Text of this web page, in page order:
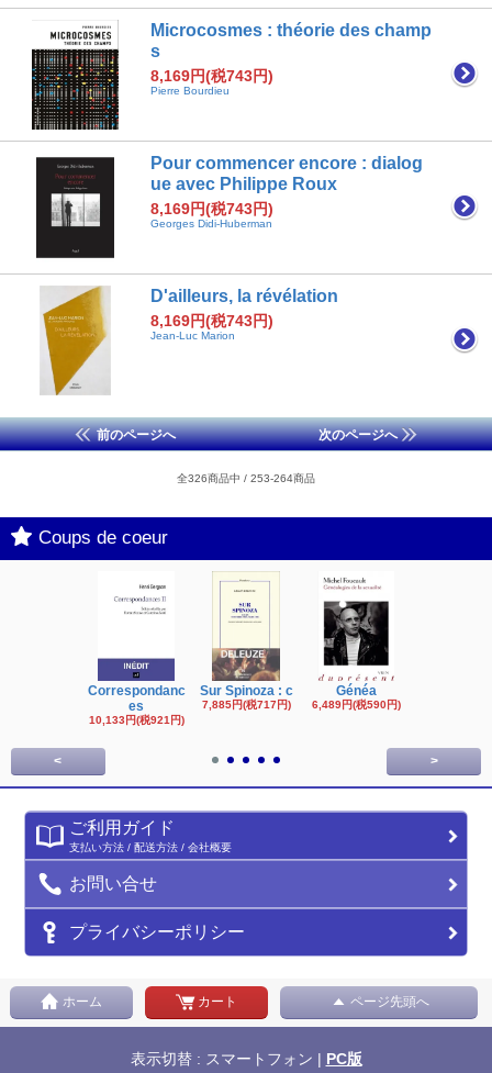
Microcosmes : théorie des champ
s
8,169円(税743円)
Pierre Bourdieu
Pour commencer encore : dialog
ue avec Philippe Roux
8,169円(税743円)
Georges Didi-Huberman
D'ailleurs, la révélation
8,169円(税743円)
Jean-Luc Marion
前のページへ 次のページへ
全326商品中 / 253-264商品
Coups de coeur
Correspondanc
es
10,133円(税921円)
Sur Spinoza : c
7,885円(税717円)
Généa
6,489円(税590円)
< >
ご利用ガイド
支払い方法 / 配送方法 / 会社概要
お問い合せ
プライバシーポリシー
ホーム カート ページ先頭へ
表示切替 : スマートフォン | PC版